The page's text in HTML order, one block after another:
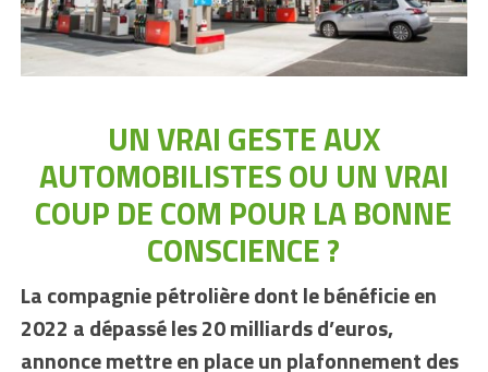
UN VRAI GESTE AUX
AUTOMOBILISTES OU UN VRAI
COUP DE COM POUR LA BONNE
CONSCIENCE ?
La compagnie pétrolière dont le bénéficie en
2022 a dépassé les 20 milliards d’euros,
annonce mettre en place un plafonnement des